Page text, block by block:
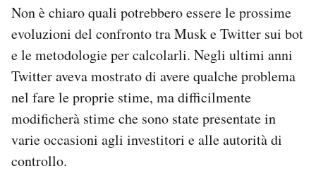
Non è chiaro quali potrebbero essere le prossime
evoluzioni del confronto tra Musk e Twitter sui bot
e le metodologie per calcolarli. Negli ultimi anni
Twitter aveva mostrato di avere qualche problema
nel fare le proprie stime, ma difficilmente
modificherà stime che sono state presentate in
varie occasioni agli investitori e alle autorità di
controllo.